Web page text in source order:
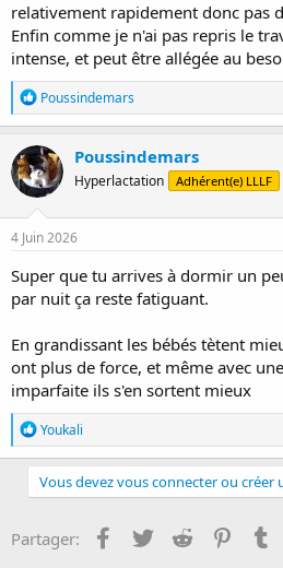
relativement rapidement donc pas
Enfin comme je n'ai pas repris le
intense, et peut être allégée au
R
é
a
c
t
i
o
n
s
Poussindemars
Poussindemars
Hyperlactation Adhérent(e) LLLF
4 Juin 2026
Super que tu arrives à dormir un
par nuit ça reste fatiguant.
En grandissant les bébés tètent
ont plus de force, et même avec
imparfaite ils s'en sortent mieux
R
é
a
c
t
o
n
Youkali
Vous devez vous connecter ou
Partager: Facebook
Twitter Reddit